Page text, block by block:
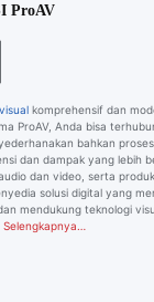
ProAV
komprehensif dan
ProAV, Anda bisa
bahkan
dan dampak yang lebih
dan video, serta
solusi digital yang
mendukung teknologi
Selengkapnya…